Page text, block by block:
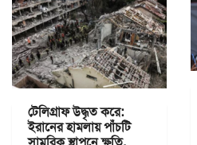
টেলিগ্রাফ উদ্ধৃত করে:
ইরানের হামলায় পাঁচটি